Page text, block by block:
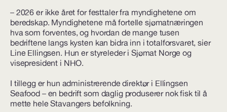
– 2026 er ikke året for festtaler fra myndighetene om
beredskap. Myndighetene må fortelle sjømatnæringen
hva som forventes, og hvordan de mange tusen
bedriftene langs kysten kan bidra inn i totalforsvaret, sier
Line Ellingsen. Hun er styreleder i Sjømat Norge og
visepresident i NHO.
I tillegg er hun administrerende direktør i Ellingsen
Seafood – en bedrift som daglig produserer nok fisk til å
mette hele Stavangers befolkning.